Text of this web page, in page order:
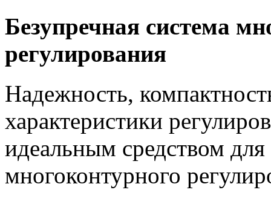
Безупречная система
регулирования
Надежность,
характеристики
идеальным средством
многоконтурного